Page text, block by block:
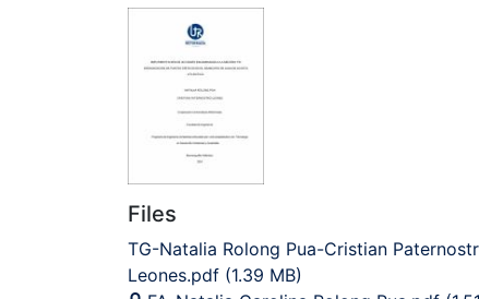
Files
TG-Natalia Rolong Pua-Cristian
Leones.pdf (1.39 MB)